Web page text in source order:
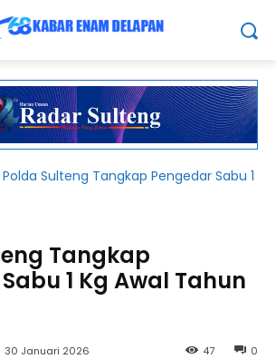
Polda Sulteng Tangkap Pengedar Sabu 1
Tangkap
1 Kg Awal Tahun
30 Januari 2026 0
47